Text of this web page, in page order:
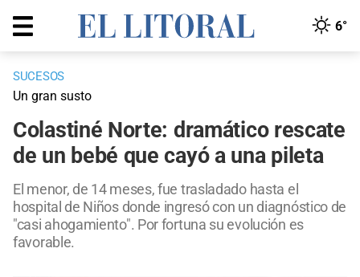
6°
SUCESOS
Un gran susto
Colastiné Norte: dramático rescate
de un bebé que cayó a una pileta
El menor, de 14 meses, fue trasladado hasta el
hospital de Niños donde ingresó con un diagnóstico de
"casi ahogamiento". Por fortuna su evolución es
favorable.